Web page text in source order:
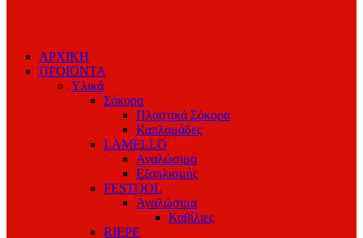
ΑΡΧΙΚΗ
ΠΡΟΙΟΝΤΑ
Υλικά
Σόκορα
Πλαστικά Σόκορα
Καπλαμάδες
LAMELLO
Αναλώσιμα
Εξοπλισμός
FESTOOL
Αναλώσιμα
Καβίλιες
RIEPE